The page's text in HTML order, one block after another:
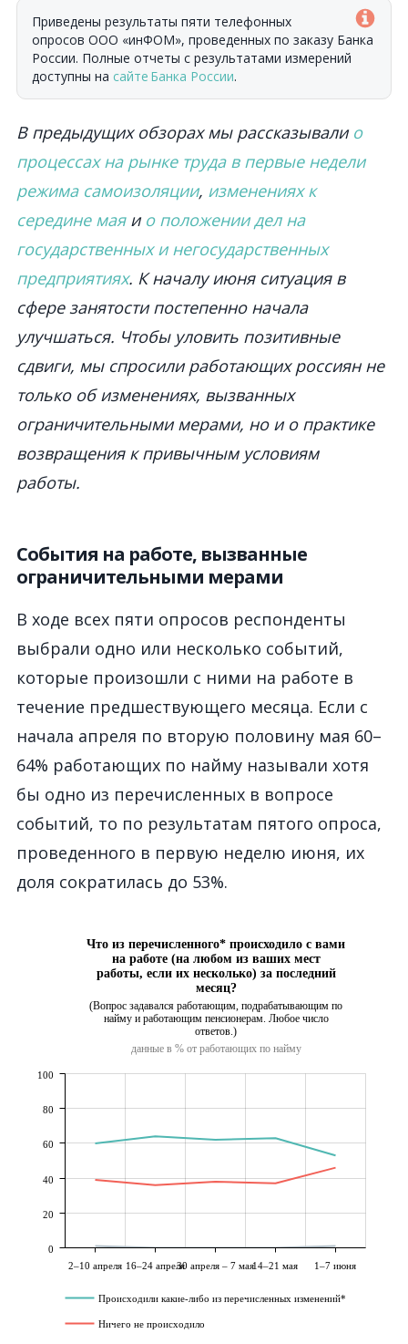
Приведены результаты пяти телефонных
опросов ООО «инФОМ», проведенных по заказу Банка
России. Полные отчеты с результатами измерений
доступны на сайте Банка России.
В предыдущих обзорах мы рассказывали о
процессах на рынке труда в первые недели
режима самоизоляции, изменениях к
середине маяи о положении дел на
государственных и негосударственных
предприятиях. К началу июня ситуация в
сфере занятости постепенно начала
улучшаться. Чтобы уловить позитивные
сдвиги, мы спросили работающих россиян не
только об изменениях, вызванных
ограничительными мерами, но и о практике
возвращения к привычным условиям
работы.
События на работе, вызванные
ограничительными мерами
В ходе всех пяти опросов респонденты
выбрали одно или несколько событий,
которые произошли с ними на работе в
течение предшествующего месяца. Если с
начала апреля по вторую половину мая 60–
64% работающих по найму называли хотя
бы одно из перечисленных в вопросе
событий, то по результатам пятого опроса,
проведенного в первую неделю июня, их
доля сократилась до 53%.